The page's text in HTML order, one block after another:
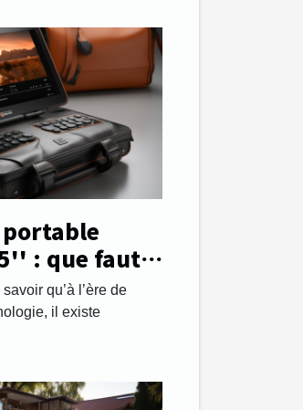
portable
: que faut-il
qu’à l’ère de
il existe